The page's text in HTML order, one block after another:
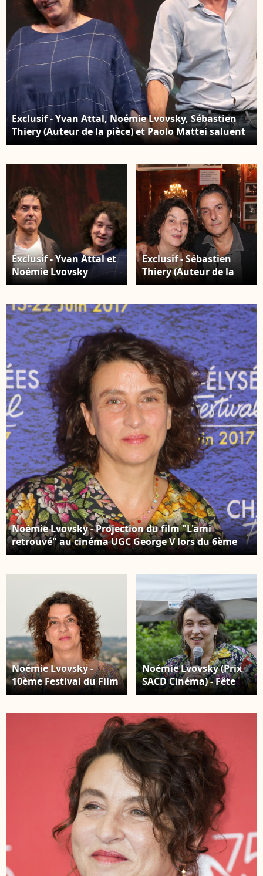
Exclusif - Yvan Attal, Noémie Lvovsky, Sébastien
Thiery (Auteur de la pièce) et Paolo Mattei saluent
le public - Générale de la Pièce " Vidéo Club " au
Bertrand Rindoff / Bestimage
Exclusif - Yvan Attal et
Noémie Lvovsky
saluent le public -
Vidéo Club " au
Théâtre Antoine à
Paris. Le 27 Septembre
2023. © Bertrand
Rindoff / Bestimage
Exclusif - Sébastien
Thiery (Auteur de la
pièce), Noémie Lvovsky
à la suite de la
Générale de la Pièce "
Vidéo Club " au
Théâtre Antoine à
Paris. Le 27 Septembre
2023. © Bertrand
Rindoff / Bestimage
Noémie Lvovsky - Projection du film "L'ami
retrouvé" au cinéma UGC George V lors du 6ème
Champs Elysées Film Festival (CEFF) à Paris, France,
Noémie Lvovsky -
10ème Festival du Film
Francophone
Guirec / Bestimage
Noémie Lvovsky (Prix
SACD Cinéma) - Fête
des prix SACD 2018 au
Paris, France, le 18 juin
2018. © Marc Ausset-
Lacroix/Bestimage